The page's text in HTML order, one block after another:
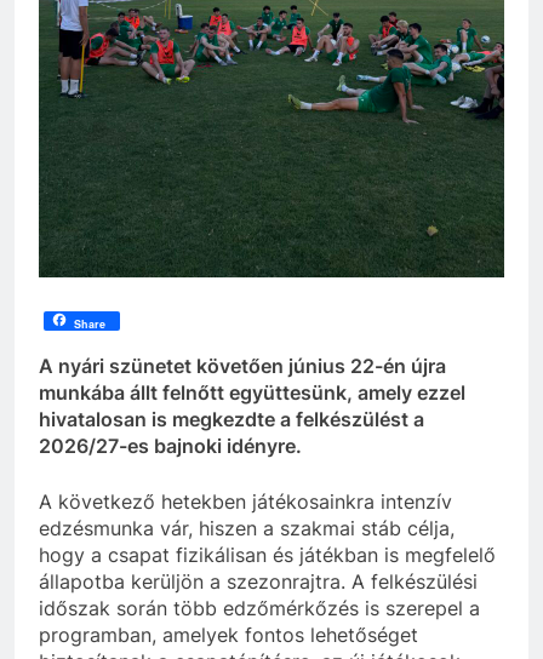
Share
A nyári szünetet követően június 22-én újra
munkába állt felnőtt együttesünk, amely ezzel
hivatalosan is megkezdte a felkészülést a
2026/27-es bajnoki idényre.
A következő hetekben játékosainkra intenzív
edzésmunka vár, hiszen a szakmai stáb célja,
hogy a csapat fizikálisan és játékban is megfelelő
állapotba kerüljön a szezonrajtra. A felkészülési
időszak során több edzőmérkőzés is szerepel a
programban, amelyek fontos lehetőséget